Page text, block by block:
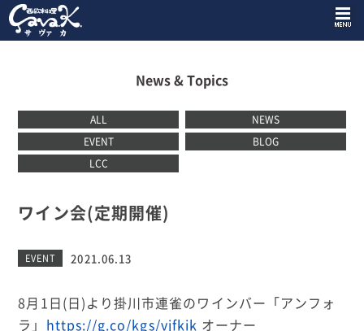
News & Topics
ALL
NEWS
EVENT
BLOG
LCC
ワイン会(定期開催)
EVENT 2021.06.13
8月 1 日(日)より掛川市連雀のワインバー「アンフォ
ラ」 https://g.co/kgs/vjfkik オーナー